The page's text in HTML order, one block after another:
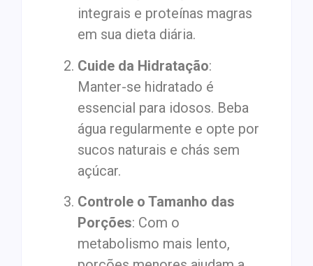
integrais e proteínas magras
em sua dieta diária.
Cuide da Hidratação:
Manter-se hidratado é
essencial para idosos. Beba
água regularmente e opte por
sucos naturais e chás sem
açúcar.
Controle o Tamanho das
Porções: Com o
metabolismo mais lento,